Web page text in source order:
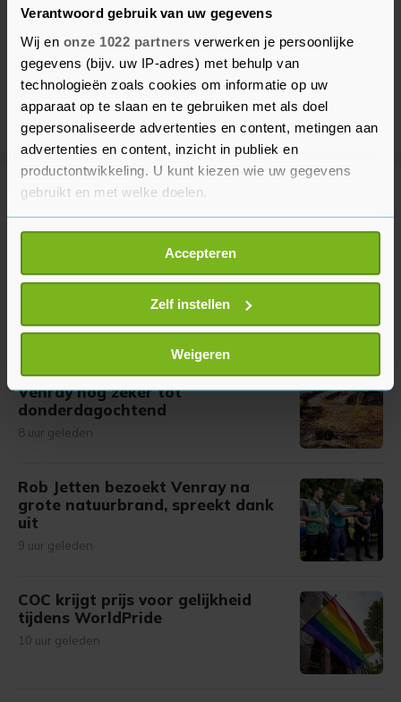
Verantwoord gebruik van uw gegevens
Wij en onze 1022 partners verwerken je persoonlijke
gegevens (bijv. uw IP-adres) met behulp van
technologieën zoals cookies om informatie op uw
apparaat op te slaan en te gebruiken met als doel
gepersonaliseerde advertenties en content, metingen aan
advertenties en content, inzicht in publiek en
productontwikkeling. U kunt kiezen wie uw gegevens
gebruikt en met welke doelen.
Als u het toestaat, willen we ook graag:
Informatie verzamelen over uw geografische
locatie, die tot een paar meter nauwkeurig kan zijn
Uw apparaat identificeren door het actief te
scannen op specifieke eigenschappen (fingerprinting)
Lees meer over hoe uw persoonlijke gegevens worden
verwerkt en stel uw voorkeuren in het
U kunt uw toestemming op elk moment wijzigen of
intrekken in de Cookieverklaring.
bezoek makkelijker en persoonlijker. Op
onze cookiepagina kun je ons cookiebeleid bekijken en je
gemaakte keuze altijd wijzigen of intrekken.
Accepteren
Zelf instellen
Weigeren
Meer uit Binnenland
Treinverkeer tussen Boxmeer en
Venray hervat
Noodverordening om brand
Venray nog zeker tot
donderdagochtend
8 uur geleden
Rob Jetten bezoekt Venray na
grote natuurbrand, spreekt dank
uit
9 uur geleden
COC krijgt prijs voor gelijkheid
tijdens WorldPride
10 uur geleden